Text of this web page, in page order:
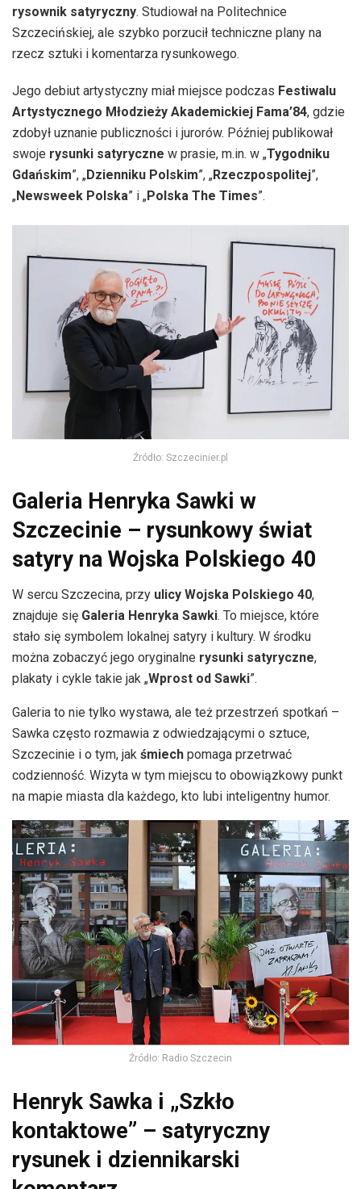
rysownik satyryczny. Studiował na Politechnice
Szczecińskiej, ale szybko porzucił techniczne plany na
rzecz sztuki i komentarza rysunkowego.
Jego debiut artystyczny miał miejsce podczas Festiwalu
Artystycznego Młodzieży Akademickiej Fama’84, gdzie
zdobył uznanie publiczności i jurorów. Później publikował
swoje rysunki satyryczne w prasie, m.in. w „Tygodniku
Gdańskim”, „Dzienniku Polskim”, „Rzeczpospolitej”,
„Newsweek Polska” i „Polska The Times”.
Źródło: Szczecinier.pl
Galeria Henryka Sawki w
Szczecinie – rysunkowy świat
satyry na Wojska Polskiego 40
W sercu Szczecina, przy ulicy Wojska Polskiego 40,
znajduje się Galeria Henryka Sawki. To miejsce, które
stało się symbolem lokalnej satyry i kultury. W środku
można zobaczyć jego oryginalne rysunki satyryczne,
plakaty i cykle takie jak „Wprost od Sawki”.
Galeria to nie tylko wystawa, ale też przestrzeń spotkań –
Sawka często rozmawia z odwiedzającymi o sztuce,
Szczecinie i o tym, jak śmiech pomaga przetrwać
codzienność. Wizyta w tym miejscu to obowiązkowy punkt
na mapie miasta dla każdego, kto lubi inteligentny humor.
Źródło: Radio Szczecin
Henryk Sawka i „Szkło
kontaktowe” – satyryczny
rysunek i dziennikarski